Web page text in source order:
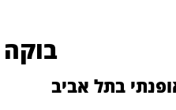
בוקה
בתל אביב